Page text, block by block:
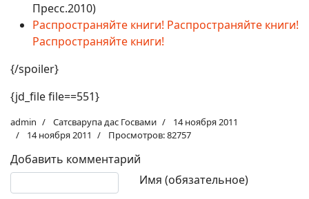
Пресс.2010)
Распространяйте книги! Распространяйте книги!
Распространяйте книги!
{/spoiler}
{jd_file file==551}
admin Сатсварупа дас Госвами
14 ноября 2011
14 ноября 2011
Просмотров: 82757
Добавить комментарий
Имя (обязательное)
Текст комментария